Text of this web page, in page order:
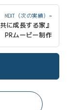
NEXT（次の実績）»
に成長する家』
PRムービー制作